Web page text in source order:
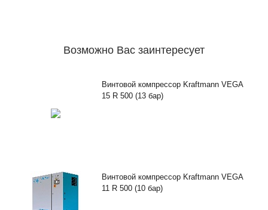
Возможно Вас заинтересует
Винтовой компрессор Kraftmann VEGA
15 R 500 (13 бар)
Винтовой компрессор Kraftmann VEGA
11 R 500 (10 бар)